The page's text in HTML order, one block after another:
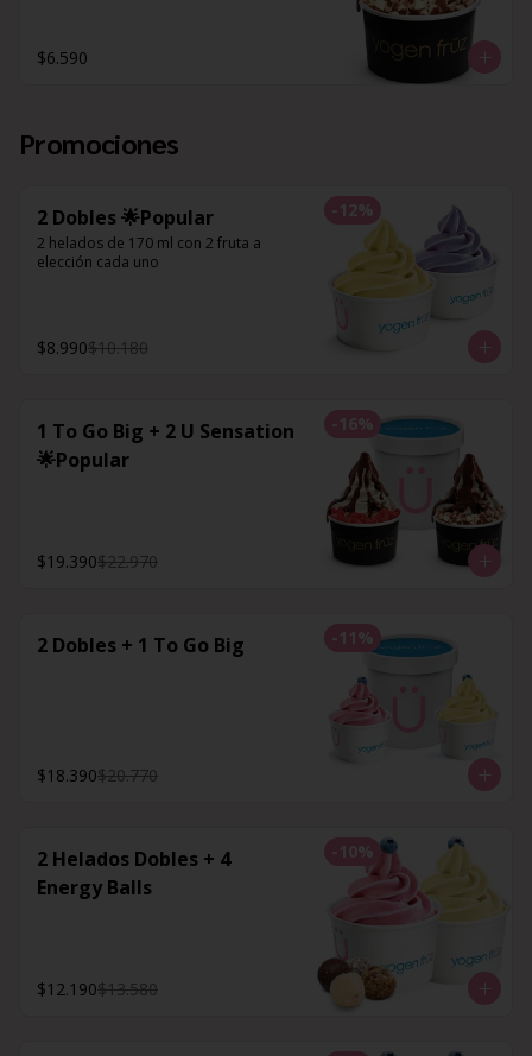
$6.590
Promociones
-12%
2 Dobles 🌟Popular
2 helados de 170 ml con 2 fruta a
elección cada uno
$8.990$10.180
-16%
1 To Go Big + 2 U Sensation
🌟Popular
$19.390$22.970
-11 %
2 Dobles + 1 To Go Big
$18.390$20.770
-10%
2 Helados Dobles + 4
Energy Balls
$12.190$13.580